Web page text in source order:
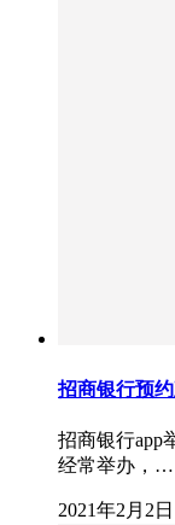
招商银行预
招商银行app
经常举办，…
2021年2月2日